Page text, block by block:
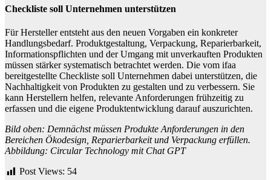
Checkliste soll Unternehmen unterstützen
Für Hersteller entsteht aus den neuen Vorgaben ein konkreter
Handlungsbedarf. Produktgestaltung, Verpackung, Reparierbarkeit,
Informationspflichten und der Umgang mit unverkauften Produkten
müssen stärker systematisch betrachtet werden. Die vom ifaa
bereitgestellte Checkliste soll Unternehmen dabei unterstützen, die
Nachhaltigkeit von Produkten zu gestalten und zu verbessern. Sie
kann Herstellern helfen, relevante Anforderungen frühzeitig zu
erfassen und die eigene Produktentwicklung darauf auszurichten.
Bild oben: Demnächst müssen Produkte Anforderungen in den
Bereichen Ökodesign, Reparierbarkeit und Verpackung erfüllen.
Abbildung: Circular Technology mit Chat GPT
Post Views: 54